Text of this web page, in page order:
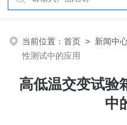
当前位置：首页 > 新闻中
性测试中的应用
高低温交变试验
中